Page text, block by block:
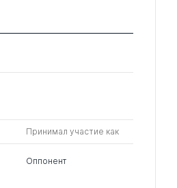
Принимал участие как
Оппонент